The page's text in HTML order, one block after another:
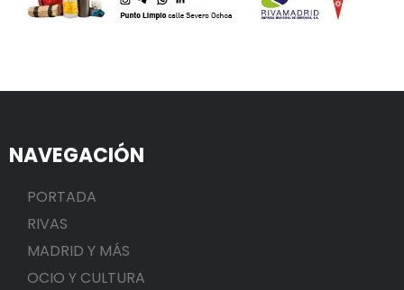
NAVEGACIÓN
PORTADA
RIVAS
MADRID Y MÁS
OCIO Y CULTURA